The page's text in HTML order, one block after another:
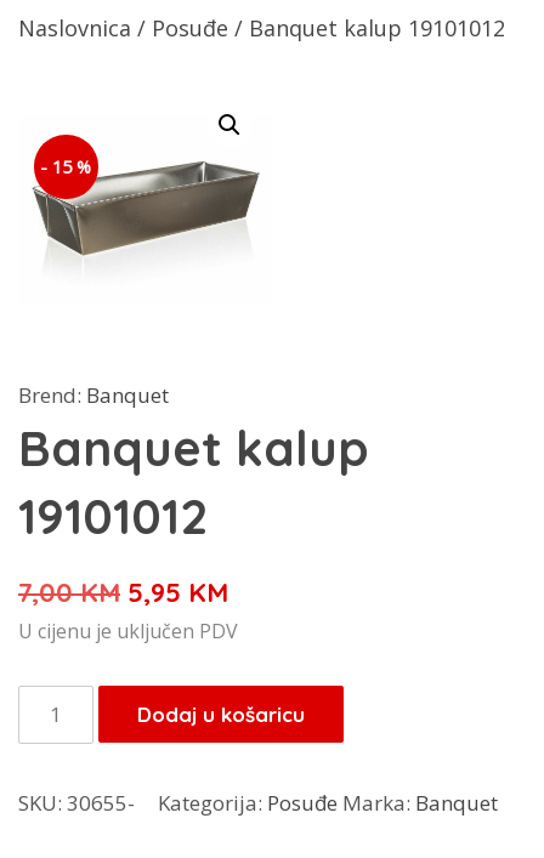
Naslovnica / Posuđe / Banquet kalup 19101012
- 15 %
Brend: Banquet
Banquet kalup
19101012
7,00KM Izvorna
cijena
je:
7,00 KM.
5,95 KM
cijena
5,95 KM.
U cijenu je uključen PDV
Banquet
kalup
količina
Dodaj u košaricu
SKU: 30655- Kategorija: Posuđe Marka: Banquet